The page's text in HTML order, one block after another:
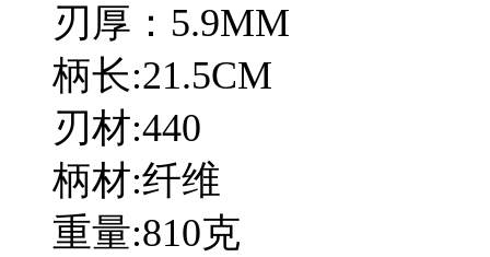
刃厚：5.9MM
柄长:21.5CM
刃材:440
柄材:纤维
重量:810克